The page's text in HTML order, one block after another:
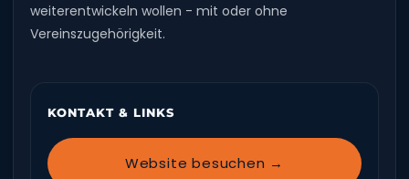
weiterentwickeln wollen - mit oder ohne
Vereinszugehörigkeit.
KONTAKT & LINKS
Website besuchen →